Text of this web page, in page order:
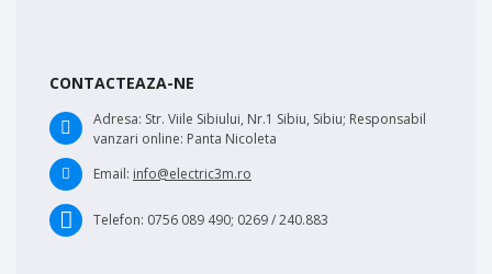
CONTACTEAZA-NE
Adresa: Str. Viile Sibiului, Nr.1 Sibiu, Sibiu; Responsabil
vanzari online: Panta Nicoleta
Email: info@electric3m.ro
Telefon: 0756 089 490; 0269 / 240.883